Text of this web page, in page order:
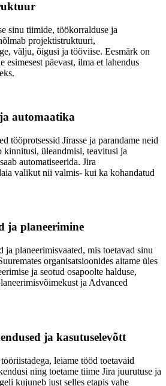
sinu tiimide, töökorralduse ja
projektistruktuuri,
välju, õigusi ja tööviise. Eesmärk on
esimesest päevast, ilma et lahendus
automaatika
tööprotsessid Jirasse ja parandame neid
kinnitusi, üleandmisi, teavitusi ja
automatiseerida. Jira
valikut nii valmis- kui ka kohandatud
ja planeerimine
ja planeerimisvaated, mis toetavad sinu
organisatsioonides aitame üles
ja seotud osapoolte halduse,
ja Advanced
ja kasutuselevõtt
leiame tööd toetavaid
ning toetame tiime Jira juurutuse ja
kujuneb just selles etapis vahe